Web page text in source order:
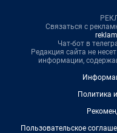
Связаться с
Чат-бот в
Редакция сайта не
информации,
Политика
Пользовательское